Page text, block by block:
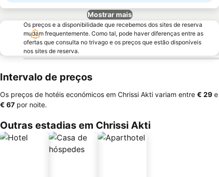
Mostrar mais
Os preços e a disponibilidade que recebemos dos sites de reserva
mudam frequentemente. Como tal, pode haver diferenças entre as
ofertas que consulta no trivago e os preços que estão disponíveis
nos sites de reserva.
Intervalo de preços
Os preços de hotéis económicos em Chrissi Akti variam entre ‎€ 29 e
‎€ 67 por noite.
Outras estadias em Chrissi Akti